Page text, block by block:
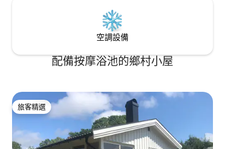
空調設備
配備按摩浴池的鄉村小屋
旅客精選
旅客精選